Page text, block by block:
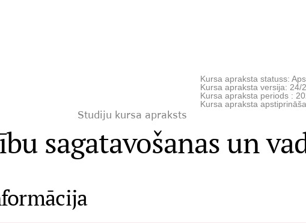
Kursa apraksta statuss:
Kursa apraksta versija: 24/
Kursa apraksta periods :
Kursa apraksta
Studiju kursa apraksts
sagatavošanas un